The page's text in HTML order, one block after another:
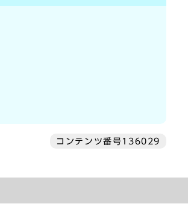
コンテンツ番号136029